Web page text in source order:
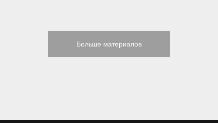
Больше материалов